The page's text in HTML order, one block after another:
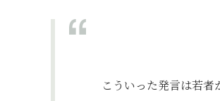
こういった発言は若